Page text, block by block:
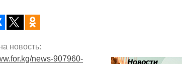
новость:
news-907960-